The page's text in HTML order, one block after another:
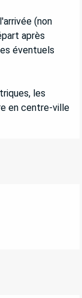
(non
après
éventuels
les
en centre-ville